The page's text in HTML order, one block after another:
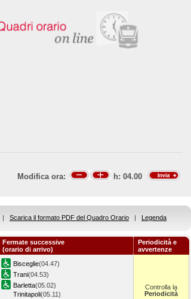
Modifica ora: h: 04.00
| Scarica il formato PDF del Quadro Orario | Legenda
Fermate successive
(orario di arrivo)
Periodicità e
avvertenze
Bisceglie(04.47)
Trani(04.53)
Barletta(05.02)
Trinitapoli(05.11)
Controlla la
Periodicità